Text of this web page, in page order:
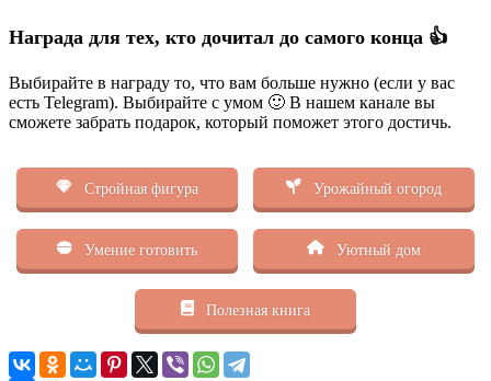
Награда для тех, кто дочитал до самого конца 👍
Выбирайте в награду то, что вам больше нужно (если у вас
есть Telegram). Выбирайте с умом 🙂 В нашем канале вы
сможете забрать подарок, который поможет этого достичь.
Стройная фигура Урожайный огород
Умение готовить Уютный дом
Полезная книга